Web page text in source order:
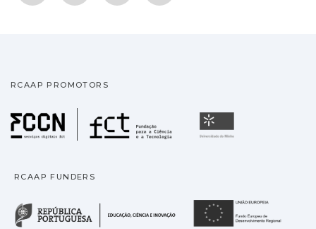
RCAAP PROMOTORS
Fundação para a
RCAAP FUNDERS
República Portuguesa